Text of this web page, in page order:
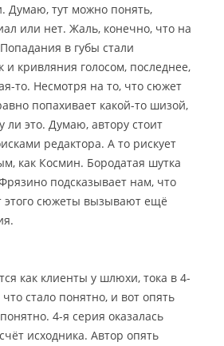
Думаю, тут можно понять,
или нет. Жаль, конечно, что на
в губы стали
и кривляния голосом, последнее,
то. Несмотря на то, что сюжет
попахивает какой-то шизой,
ли это. Думаю, автору стоит
редактора. А то рискует
как Космин. Бородатая шутка
подсказывает нам, что
этого сюжеты вызывают ещё
как клиенты у шлюхи, тока в 4-
стало понятно, и вот опять
4-я серия оказалась
исходника. Автор опять